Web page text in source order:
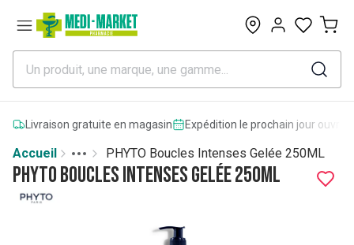
0
Livraison gratuite en magasin Expédition le prochain jour
Accueil
More
Toggle menu
PHYTO Boucles Intenses Gelée 250ML
PHYTO Boucles Intenses Gelée 250ML